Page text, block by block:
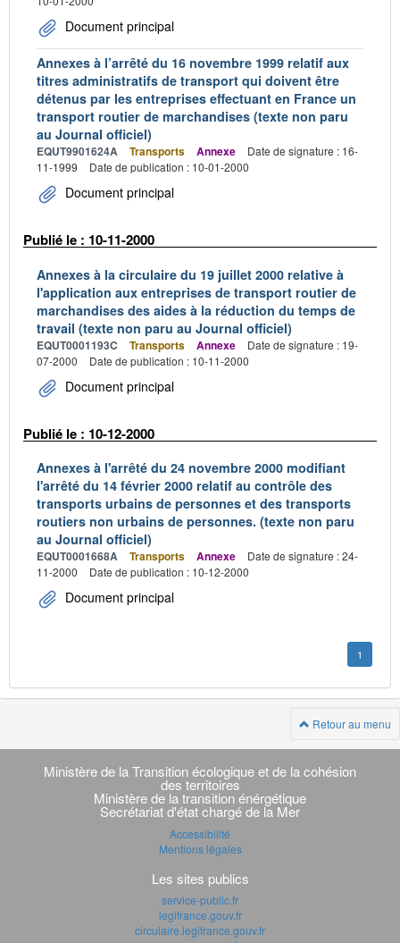
Document principal
Annexes à l’arrêté du 16 novembre 1999 relatif aux
titres administratifs de transport qui doivent être
détenus par les entreprises effectuant en France un
transport routier de marchandises (texte non paru
au Journal officiel)
EQUT9901624A Transports Annexe
Date de signature : 16-
11-1999
Date de publication : 10-01-2000
Document principal
Publié le : 10-11-2000
Annexes à la circulaire du 19 juillet 2000 relative à
l'application aux entreprises de transport routier de
marchandises des aides à la réduction du temps de
travail (texte non paru au Journal officiel)
EQUT0001193C Transports Annexe
Date de signature : 19-
07-2000
Date de publication : 10-11-2000
Document principal
Publié le : 10-12-2000
Annexes à l'arrêté du 24 novembre 2000 modifiant
l'arrêté du 14 février 2000 relatif au contrôle des
transports urbains de personnes et des transports
routiers non urbains de personnes. (texte non paru
au Journal officiel)
EQUT0001668A Transports Annexe
Date de signature : 24-
11-2000
Date de publication : 10-12-2000
Document principal
1
Retour au menu
Navigation
transverse
Ministère de la Transition écologique et de la cohésion
des territoires
Ministère de la transition énérgétique
Secrétariat d'état chargé de la Mer
Accessibilité
Mentions légales
Les sites publics
service-public.fr
legifrance.gouv.fr
circulaire.legifrance.gouv.fr